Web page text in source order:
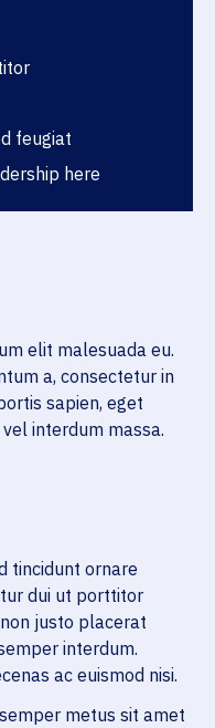
feugiat
here
elit malesuada eu.
a, consectetur in
sapien, eget
interdum massa.
tincidunt ornare
dui ut porttitor
justo placerat
interdum.
ac euismod nisi.
metus sit amet